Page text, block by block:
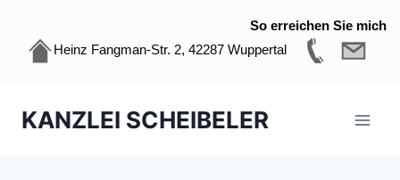
So erreichen Sie mich
Heinz Fangman-Str. 2, 42287 Wuppertal
InhaltKANZLEI SCHEIBELER